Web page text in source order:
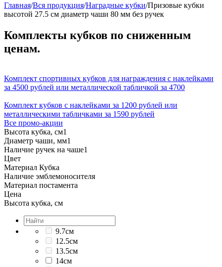
Главная/Вся продукция/Наградные кубки/Призовые кубки
высотой 27.5 см диаметр чаши 80 мм без ручек
Комплекты кубков по сниженным
ценам.
Комплект спортивных кубков для награждения с наклейками
за 4500 рублей или металлической табличкой за 4700
Комплект кубков с наклейками за 1200 рублей или
металлическими табличками за 1590 рублей
Все промо-акции
Высота кубка, см1
Диаметр чаши, мм1
Наличие ручек на чаше1
Цвет
Материал Кубка
Наличие эмблемоносителя
Материал постамента
Цена
Высота кубка, см
9.7см
12.5см
13.5см
14см